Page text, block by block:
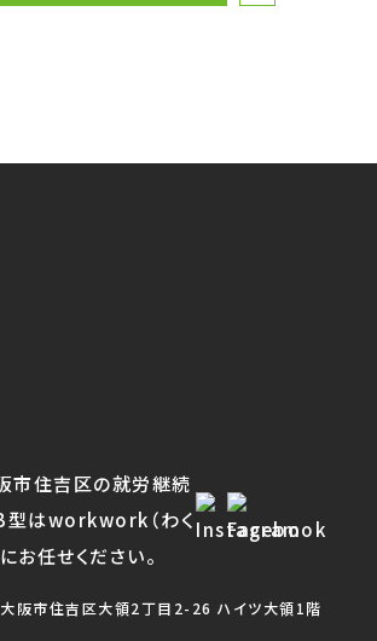
大阪市住吉区大領2丁目2-26 ハイツ大領1階